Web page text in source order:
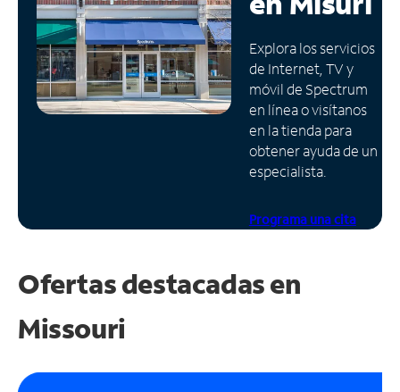
Administrar
cuenta
Encuentra
una
tienda
Explora los servicios
de Internet, TV y
móvil de Spectrum
en línea o visítanos
en la tienda para
obtener ayuda de un
especialista.
Programa una cita
Ofertas destacadas en
Missouri